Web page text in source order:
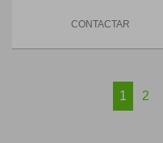
CONTACTAR
1 2